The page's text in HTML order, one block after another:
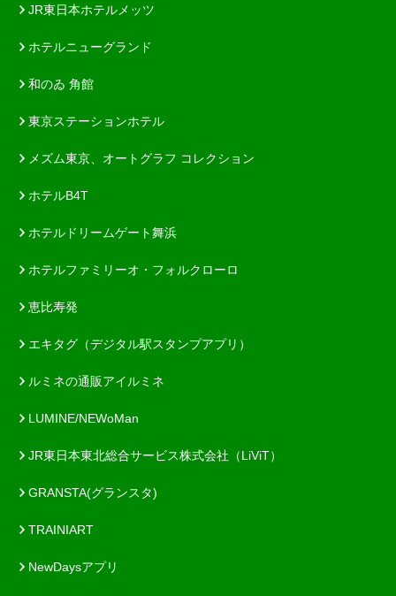
JR東日本ホテルメッツ
ホテルニューグランド
和のゐ 角館
東京ステーションホテル
メズム東京、オートグラフ コレクション
ホテルB4T
ホテルドリームゲート舞浜
ホテルファミリーオ・フォルクローロ
恵比寿発
エキタグ（デジタル駅スタンプアプリ）
ルミネの通販アイルミネ
LUMINE/NEWoMan
JR東日本東北総合サービス株式会社（LiViT）
GRANSTA(グランスタ)
TRAINIART
NewDaysアプリ